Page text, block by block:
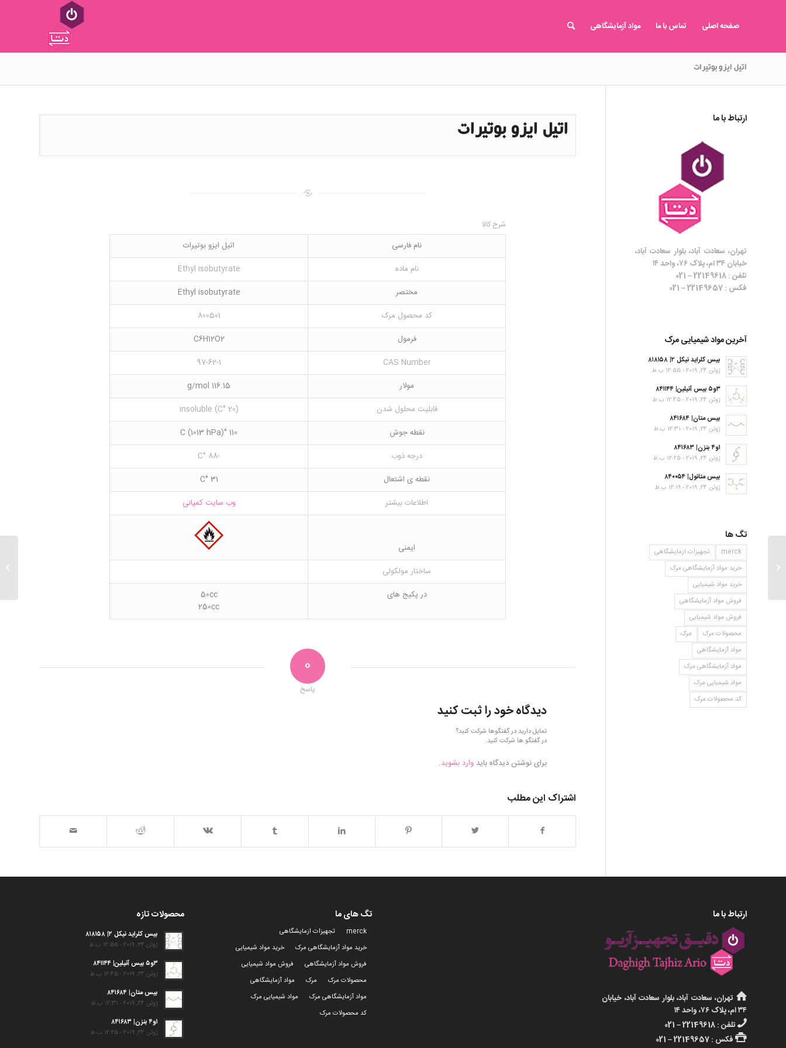
صفحه اصلی تماس با ما مواد آزمایشگاهی
اتیل ایزو بوتیرات
اتیل ایزو بوتیرات
شرح کالا
نام فارسی
اتیل ایزو بوتیرات
نام ماده
Ethyl isobutyrate
مختصر
Ethyl isobutyrate
کد محصول مرک
800501
فرمول
C6H12O2
CAS Number
97-62-1
مولار
116.15 g/mol
قابلیت محلول شدن
(20 °C) insoluble
نقطه جوش
110 °C (1013 hPa)
درجه ذوب
-88 °C
نقطه ی اشتعال
31 °C
اطلاعات بیشتر
وب سایت کمپانی
ایمنی
ساختار مولکولی
در پکیج های
50cc
250cc
0
پاسخ
دیدگاه خود را ثبت کنید
تمایل دارید در گفتگوها شرکت کنید؟
در گفتگو ها شرکت کنید.
برای نوشتن دیدگاه باید وارد بشوید.
اشتراک این مطلب
ارتباط با ما
تهران، سعادت آباد، بلوار سعادت آباد،
خیابان ۳۴ ام، پلاک ۷۶، واحد ۱۴
تلفن : 22149618 – 021
فکس : 22149657 – 021
آخرین مواد شیمیایی مرک
بیس کلراید نیکل ۲| ۸۱۸۱۵۸
ژوئن 24, 2019 - 12:55 ب.ظ
۳و۵ بیس آنیلین| ۸۴۱۱۴۴
ژوئن 24, 2019 - 12:45 ب.ظ
بیس متان| ۸۴۱۶۸۴
ژوئن 24, 2019 - 12:31 ب.ظ
۱و۴ بنزن| ۸۴۱۶۸۳
ژوئن 24, 2019 - 12:25 ب.ظ
بیس متانول| ۸۴۰۰۵۴
ژوئن 24, 2019 - 12:19 ب.ظ
تگ ها
merck
تجهیزات ازمایشگاهی
خرید مواد آزمایشگاهی مرک
خرید مواد شیمیایی
فروش مواد آزمایشگاهی
فروش مواد شیمیایی
محصولات مرک
مرک
مواد آزمایشگاهی
مواد آزمایشگاهی مرک
مواد شیمیایی مرک
کد محصولات مرک
ارتباط با ما
تهران، سعادت آباد، بلوار سعادت آباد، خیابان
۳۴ ام، پلاک ۷۶، واحد ۱۴
تلفن : 22149618 – 021
فکس : 22149657 – 021
تگ های ما
merck
تجهیزات ازمایشگاهی
خرید مواد آزمایشگاهی مرک
خرید مواد شیمیایی
فروش مواد آزمایشگاهی
فروش مواد شیمیایی
محصولات مرک
مرک
مواد آزمایشگاهی
مواد آزمایشگاهی مرک
مواد شیمیایی مرک
کد محصولات مرک
محصولات تازه
بیس کلراید نیکل ۲| ۸۱۸۱۵۸
ژوئن 24, 2019 - 12:55 ب.ظ
۳و۵ بیس آنیلین| ۸۴۱۱۴۴
ژوئن 24, 2019 - 12:45 ب.ظ
بیس متان| ۸۴۱۶۸۴
ژوئن 24, 2019 - 12:31 ب.ظ
۱و۴ بنزن| ۸۴۱۶۸۳
ژوئن 24, 2019 - 12:25 ب.ظ
اتیل ۳ اینول استات اتیل ایزو سیانات